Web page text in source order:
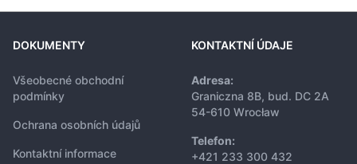
DOKUMENTY
Všeobecné obchodní
podmínky
Ochrana osobních údajů
Kontaktní informace
KONTAKTNÍ ÚDAJE
Adresa:
Graniczna 8B, bud. DC 2A
54-610 Wrocław
Telefon:
+421 233 300 432